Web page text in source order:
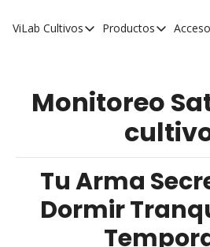
ViLab Cultivos
Cultivos
Olivos
Cerezos
Almendros
Arándanos
Nogales
Productos
Productos
Estudio de
Monitoreo
Monitoreo
Tu Arma
Dormir